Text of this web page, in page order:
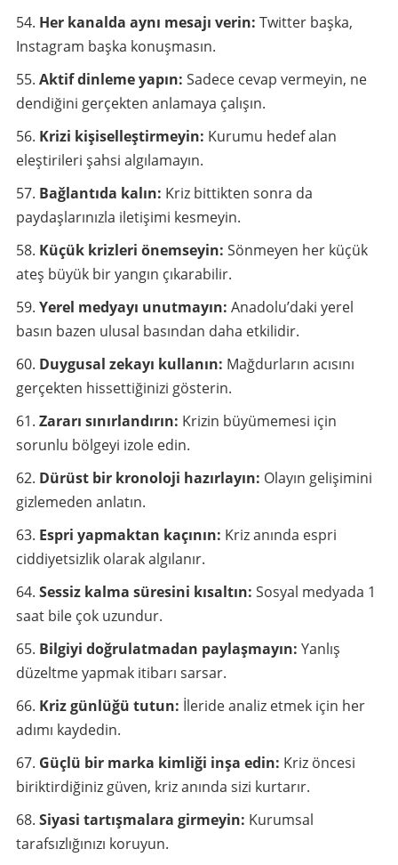
Her kanalda aynı mesajı verin: Twitter başka,
Instagram başka konuşmasın.
Aktif dinleme yapın: Sadece cevap vermeyin, ne
dendiğini gerçekten anlamaya çalışın.
Krizi kişiselleştirmeyin: Kurumu hedef alan
eleştirileri şahsi algılamayın.
Bağlantıda kalın: Kriz bittikten sonra da
paydaşlarınızla iletişimi kesmeyin.
Küçük krizleri önemseyin: Sönmeyen her küçük
ateş büyük bir yangın çıkarabilir.
Yerel medyayı unutmayın: Anadolu’daki yerel
basın bazen ulusal basından daha etkilidir.
Duygusal zekayı kullanın: Mağdurların acısını
gerçekten hissettiğinizi gösterin.
Zararı sınırlandırın: Krizin büyümemesi için
sorunlu bölgeyi izole edin.
Dürüst bir kronoloji hazırlayın: Olayın gelişimini
gizlemeden anlatın.
Espri yapmaktan kaçının: Kriz anında espri
ciddiyetsizlik olarak algılanır.
Sessiz kalma süresini kısaltın: Sosyal medyada 1
saat bile çok uzundur.
Bilgiyi doğrulatmadan paylaşmayın: Yanlış
düzeltme yapmak itibarı sarsar.
Kriz günlüğü tutun: İleride analiz etmek için her
adımı kaydedin.
Güçlü bir marka kimliği inşa edin: Kriz öncesi
biriktirdiğiniz güven, kriz anında sizi kurtarır.
Siyasi tartışmalara girmeyin: Kurumsal
tarafsızlığınızı koruyun.